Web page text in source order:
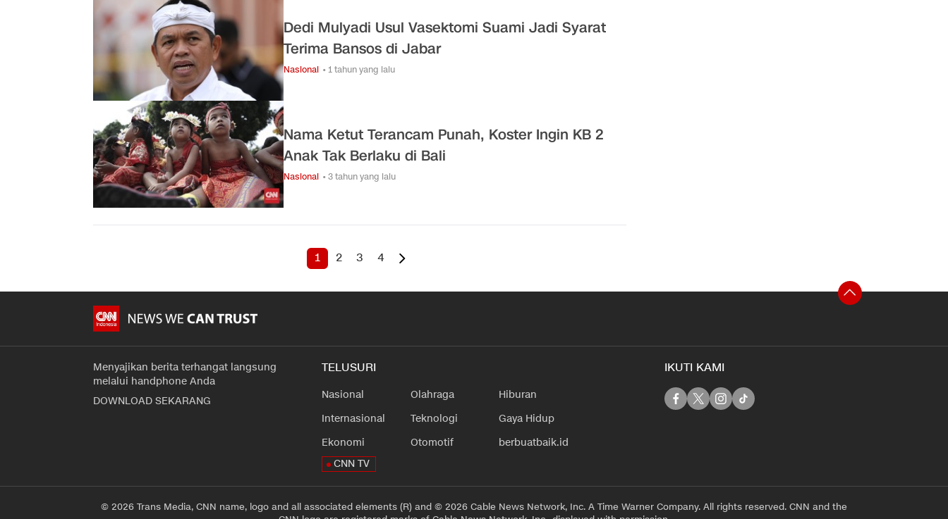
Dedi Mulyadi Usul Vasektomi Suami Jadi Syarat
Terima Bansos di Jabar
Nasional • 1 tahun yang lalu
Nama Ketut Terancam Punah, Koster Ingin KB 2
Anak Tak Berlaku di Bali
Nasional • 3 tahun yang lalu
1 2 3 4
Menyajikan berita terhangat langsung
melalui handphone Anda
DOWNLOAD SEKARANG
TELUSURI
Nasional
Internasional
Ekonomi
Olahraga
Teknologi
Otomotif
Hiburan
Gaya Hidup
berbuatbaik.id
CNN TV
IKUTI KAMI
© 2026 Trans Media, CNN name, logo and all associated elements (R) and © 2026 Cable News Network, Inc. A Time Warner Company. All rights reserved. CNN and the